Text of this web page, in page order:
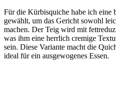
Für die Kürbisquiche habe ich eine
gewählt, um das Gericht sowohl
machen. Der Teig wird mit
was ihm eine herrlich cremige
sein. Diese Variante macht die
ideal für ein ausgewogenes Essen.